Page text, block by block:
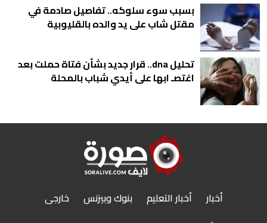
بسبب سوء سلوكه.. تفاصيل صادمة في
مقتل شاب على يد والده بالقليوبية
تحليل dna.. قرار جديد بشأن فتاة حملت بعد
اغتصـ ابها على أيدي شباب بالمحلة
أخبار أخبار التعليم بنوك وبيزنس
خارجى